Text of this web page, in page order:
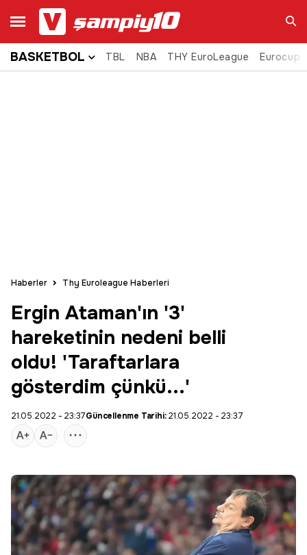
Ara
BASKETBOL TBL NBA THY EuroLeague Eurocup
Haberler Thy Euroleague Haberleri
Ergin Ataman'ın '3'
hareketinin nedeni belli
oldu! 'Taraftarlara
gösterdim çünkü...'
21.05.2022 - 23:37Güncellenme Tarihi:21.05.2022 - 23:37